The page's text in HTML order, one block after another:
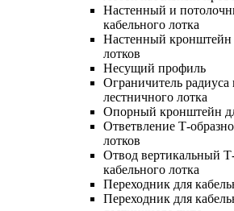
Настенный и
кабельного лотка
Настенный кронштейн
лотков
Несущий профиль
Ограничитель радиуса
лестничного лотка
Опорный кронштейн
Ответвление Т-
лотков
Отвод вертикальный
кабельного лотка
Переходник для
Переходник для